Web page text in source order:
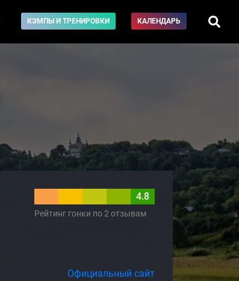
КЭМПЫ И ТРЕНИРОВКИ КАЛЕНДАРЬ
4.8
Рейтинг гонки по 2 отзывам
Официальный сайт